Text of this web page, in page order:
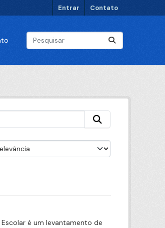
Entrar Contato
é um levantamento de